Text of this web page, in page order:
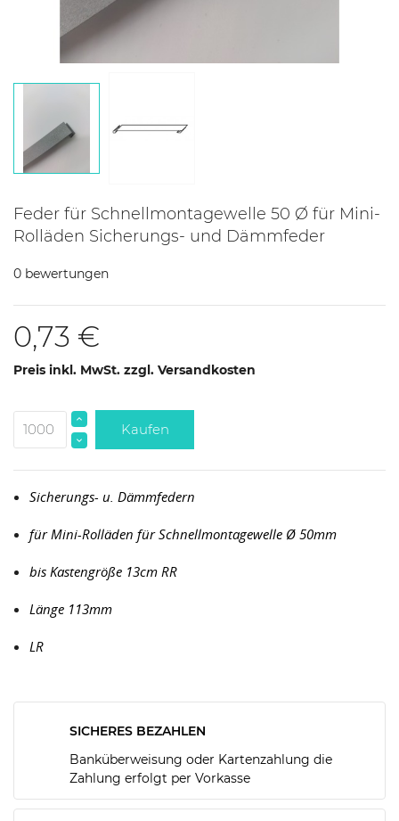
Feder für Schnellmontagewelle 50 Ø für Mini-
Rolläden Sicherungs- und Dämmfeder
0 bewertungen
0,73 €
Preis inkl. MwSt. zzgl. Versandkosten
Kaufen
Sicherungs- u. Dämmfedern
für Mini-Rolläden für Schnellmontagewelle Ø 50mm
bis Kastengröße 13cm RR
Länge 113mm
LR
SICHERES BEZAHLEN
Banküberweisung oder Kartenzahlung die
Zahlung erfolgt per Vorkasse